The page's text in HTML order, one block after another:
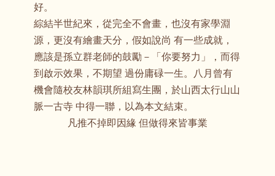
好。
綜結半世紀來，從完全不會畫，也沒有家學淵
源，更沒有繪畫天分，假如說尚 有一些成就，
應該是孫立群老師的鼓勵－「你要努力」，而得
到啟示效果，不期望 過份庸碌一生。八月曾有
機會隨校友林韻琪所組寫生團，於山西太行山山
脈一古寺 中得一聯，以為本文結束。
凡推不掉即因緣 但做得來皆事業